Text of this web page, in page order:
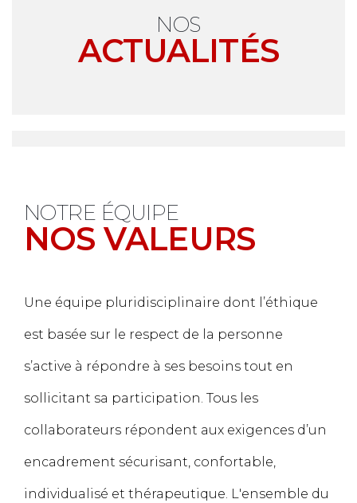
NOS
ACTUALITÉS
NOTRE ÉQUIPE
NOS VALEURS
Une équipe pluridisciplinaire dont l’éthique
est basée sur le respect de la personne
s’active à répondre à ses besoins tout en
sollicitant sa participation. Tous les
collaborateurs répondent aux exigences d’un
encadrement sécurisant, confortable,
individualisé et thérapeutique. L'ensemble du